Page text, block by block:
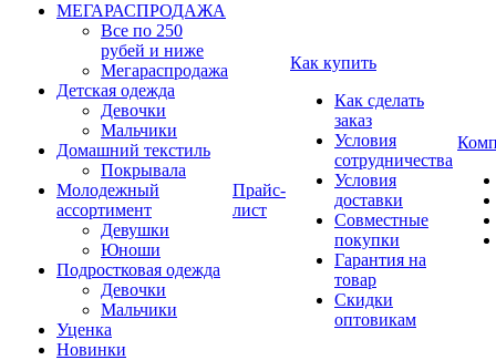
МЕГАРАСПРОДАЖА
Все по 250
рубей и ниже
Мегараспродажа
Детская одежда
Девочки
Мальчики
Домашний текстиль
Покрывала
Молодежный
ассортимент
Девушки
Юноши
Подростковая одежда
Девочки
Мальчики
Уценка
Новинки
Прайс-
лист
Как купить
Как сделать
заказ
Условия
сотрудничества
Условия
доставки
Совместные
покупки
Гарантия на
товар
Скидки
оптовикам